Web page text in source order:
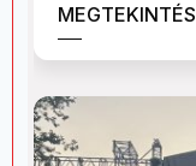
MEGTEKINTÉS